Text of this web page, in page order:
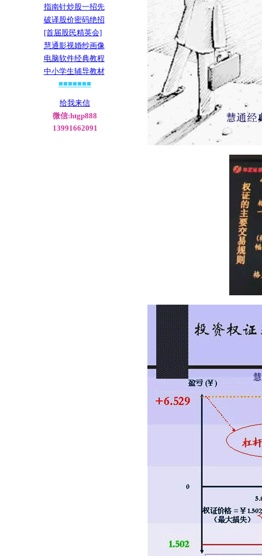
指南针炒股一招先
破译股价密码绝招
[首届股民精英会]
慧通影视婚纱画像
电脑软件经典教程
中小学生辅导教材
■■■■■■■
给我来信
微信:htgp888
13991662091